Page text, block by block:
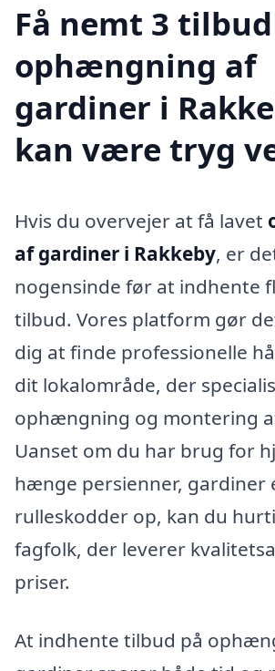
Få nemt 3
ophængning af
gardiner i
kan være tryg
Hvis du overvejer at få lavet
af gardiner i Rakkeby, er
nogensinde før at indhente
tilbud. Vores platform gør
dig at finde professionelle
dit lokalområde, der
ophængning og montering
Uanset om du har brug for
hænge persienner, gardiner
rulleskodder op, kan du
fagfolk, der leverer
priser.
At indhente tilbud på